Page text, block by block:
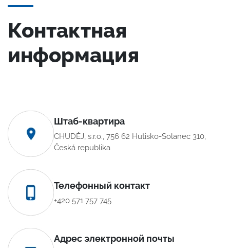
Контактная
информация
Штаб-квартира
CHUDĚJ, s.r.o., 756 62 Hutisko-Solanec 310,
Česká republika
Телефонный контакт
+420 571 757 745
Адрес электронной почты